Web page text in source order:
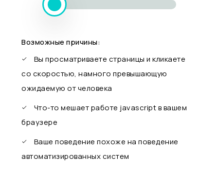
Возможные причины:
Вы просматриваете страницы и кликаете
со скоростью, намного превышающую
ожидаемую от человека
Что-то мешает работе javascript в вашем
браузере
Ваше поведение похоже на поведение
автоматизированных систем